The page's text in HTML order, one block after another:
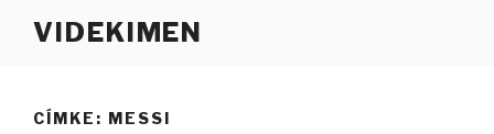
VIDEKIMEN
CÍMKE: MESSI